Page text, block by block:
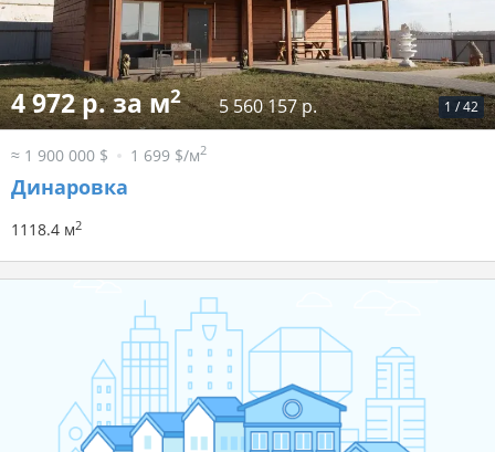
1 /42
4 972 р. за м2 5 560 157 р.
≈ 1 900 000 $ 1 699 $/м2
Динаровка
1118.4 м2